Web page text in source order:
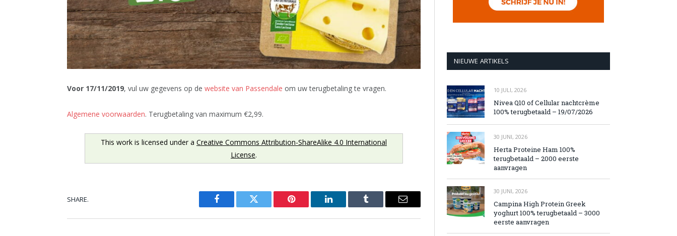
Voor 17/11/2019, vul uw gegevens op de website van Passendale om uw terugbetaling te vragen.
Algemene voorwaarden. Terugbetaling van maximum €2,99.
This work is licensed under a Creative Commons Attribution-ShareAlike 4.0 International
License.
SHARE.
Facebook Twitter Pinterest LinkedIn Tumblr Email
NIEUWE ARTIKELS
10 JULI, 2026
Nivea Q10 of Cellular nachtcrème
100% terugbetaald – 19/07/2026
30 JUNI, 2026
Herta Proteine Ham 100%
terugbetaald – 2000 eerste
aanvragen
30 JUNI, 2026
Campina High Protein Greek
yoghurt 100% terugbetaald – 3000
eerste aanvragen